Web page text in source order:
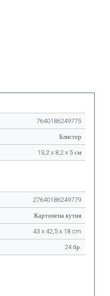
7640186249775
Блистер
13,2 x 8,2 x 5 см
27640186249779
Картонена кутия
43 x 42,5 x 18 cm
24 бр.